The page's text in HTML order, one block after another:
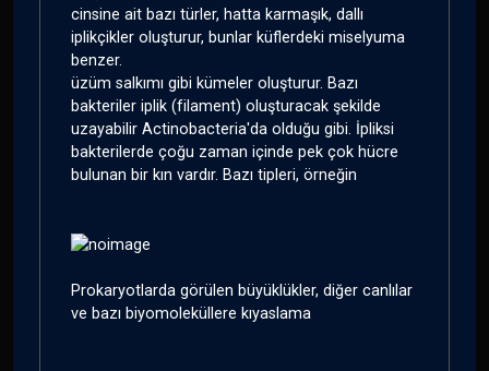
cinsine ait bazı türler, hatta karmaşık, dallı
iplikçikler oluşturur, bunlar küflerdeki miselyuma
benzer.
üzüm salkımı gibi kümeler oluşturur. Bazı
bakteriler iplik (filament) oluşturacak şekilde
uzayabilir Actinobacteria'da olduğu gibi. İpliksi
bakterilerde çoğu zaman içinde pek çok hücre
bulunan bir kın vardır. Bazı tipleri, örneğin
Prokaryotlarda görülen büyüklükler, diğer canlılar
ve bazı biyomoleküllere kıyaslama